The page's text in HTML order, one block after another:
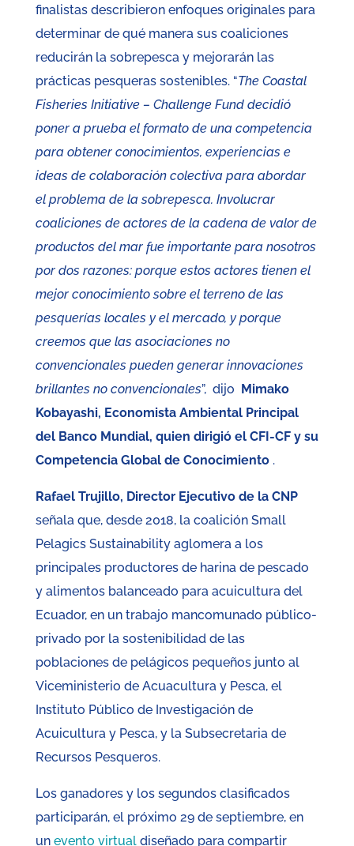
finalistas describieron enfoques originales para
determinar de qué manera sus coaliciones
reducirán la sobrepesca y mejorarán las
prácticas pesqueras sostenibles. “The Coastal
Fisheries Initiative – Challenge Fund decidió
poner a prueba el formato de una competencia
para obtener conocimientos, experiencias e
ideas de colaboración colectiva para abordar
el problema de la sobrepesca. Involucrar
coaliciones de actores de la cadena de valor de
productos del mar fue importante para nosotros
por dos razones: porque estos actores tienen el
mejor conocimiento sobre el terreno de las
pesquerías locales y el mercado, y porque
creemos que las asociaciones no
convencionales pueden generar innovaciones
brillantes no convencionales”, dijo Mimako
Kobayashi, Economista Ambiental Principal
del Banco Mundial, quien dirigió el CFI-CF y su
Competencia Global de Conocimiento.
Rafael Trujillo, Director Ejecutivo de la CNP
señala que, desde 2018, la coalición Small
Pelagics Sustainability aglomera a los
principales productores de harina de pescado
y alimentos balanceado para acuicultura del
Ecuador, en un trabajo mancomunado público-
privado por la sostenibilidad de las
poblaciones de pelágicos pequeños junto al
Viceministerio de Acuacultura y Pesca, el
Instituto Público de Investigación de
Acuicultura y Pesca, y la Subsecretaria de
Recursos Pesqueros.
Los ganadores y los segundos clasificados
participarán, el próximo 29 de septiembre, en
un evento virtualdiseñado para compartir